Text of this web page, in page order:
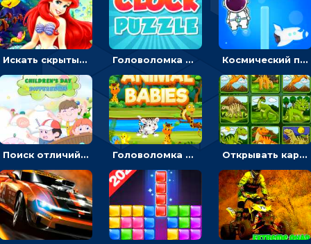
Искать скрытый алфавит на картинках с мультяшными героями - головоломка для детей Головоломка с часами для детей: читать время по циферблату Космический побег: двигать космонавта, чтобы попасть к кораблю
Поиск отличий на картинках с детьми - головоломка Головоломка Звери-малыши: открывай карточки по очереди, чтобы найти одинаковые Открывать картинки с динозаврами и складывать в пары по памяти - головоломка